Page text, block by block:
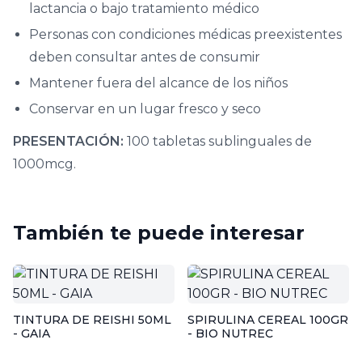
lactancia o bajo tratamiento médico
Personas con condiciones médicas preexistentes
deben consultar antes de consumir
Mantener fuera del alcance de los niños
Conservar en un lugar fresco y seco
PRESENTACIÓN: 100 tabletas sublinguales de
1000mcg.
También te puede interesar
TINTURA DE REISHI 50ML
- GAIA
SPIRULINA CEREAL 100GR
- BIO NUTREC